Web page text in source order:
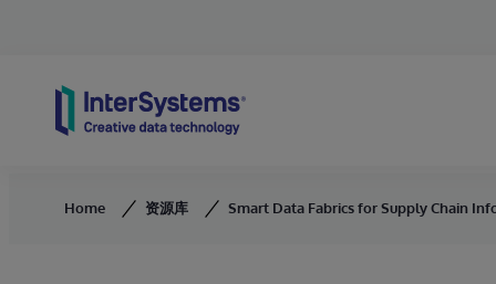
Home 资源库 Smart Data Fabrics for Supply Chain